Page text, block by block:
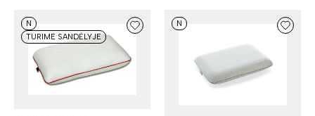
N
TURIME SANDĖLYJE
N